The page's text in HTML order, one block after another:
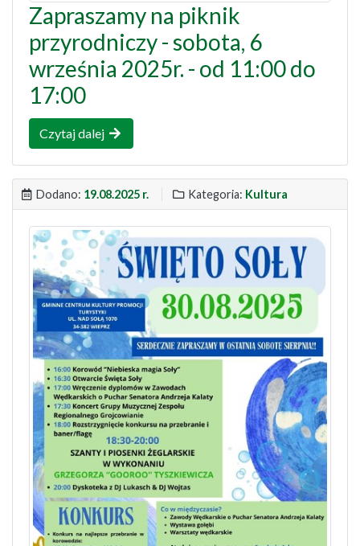
Zapraszamy na piknik
przyrodniczy - sobota, 6
września 2025r. - od 11:00 do
17:00
Czytaj dalej
Dodano: 19.08.2025 r. Kategoria: Kultura